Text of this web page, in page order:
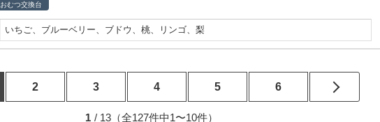
おむつ交換台
いちご、ブルーベリー、ブドウ、桃、リンゴ、梨
2 3 4 5 6
1 / 13（全127件中1〜10件）